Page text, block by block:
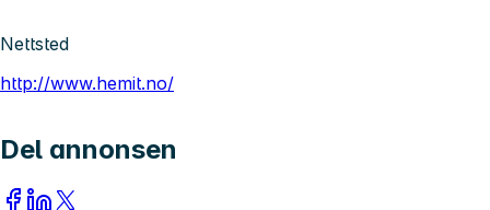
Nettsted
http://www.hemit.no/
Del annonsen